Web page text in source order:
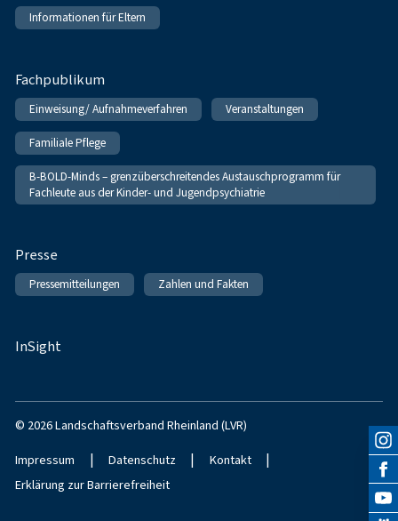
Informationen für Eltern
Fachpublikum
Einweisung/ Aufnahmeverfahren Veranstaltungen
Familiale Pflege
B-BOLD-Minds – grenzüberschreitendes Austauschprogramm für
Fachleute aus der Kinder- und Jugendpsychiatrie
Presse
Pressemitteilungen Zahlen und Fakten
InSight
© 2026 Landschaftsverband Rheinland (LVR)
Impressum | Datenschutz | Kontakt |
Erklärung zur Barrierefreiheit